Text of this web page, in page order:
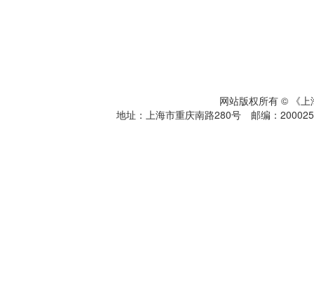
网站版权所有 © 《
地址：上海市重庆南路280号 邮编：